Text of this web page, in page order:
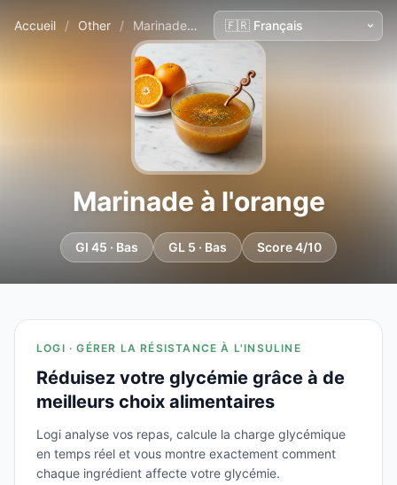
Accueil / Other / Marinade à l'orange
Marinade à l'orange
GI 45 · Bas GL 5 · Bas Score 4/10
LOGI · GÉRER LA RÉSISTANCE À L'INSULINE
Réduisez votre glycémie grâce à de
meilleurs choix alimentaires
Logi analyse vos repas, calcule la charge glycémique
en temps réel et vous montre exactement comment
chaque ingrédient affecte votre glycémie.